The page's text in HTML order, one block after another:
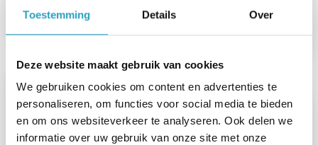
Toestemming Details Over
Deze website maakt gebruik van cookies
We gebruiken cookies om content en advertenties te
personaliseren, om functies voor social media te bieden
en om ons websiteverkeer te analyseren. Ook delen we
informatie over uw gebruik van onze site met onze
Bekijk de vacature
Vrijwilligerswerk revalidatie